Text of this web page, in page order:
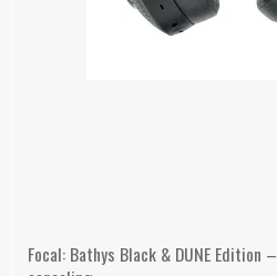
Focal: Bathys Black & DUNE Edition